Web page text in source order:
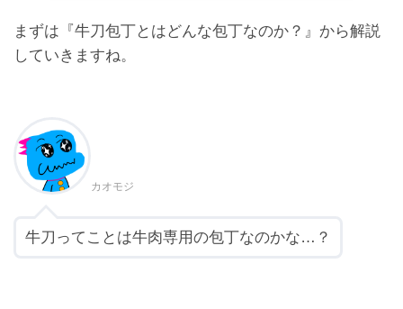
まずは『牛刀包丁とはどんな包丁なのか？』から解説
していきますね。
カオモジ
牛刀ってことは牛肉専用の包丁なのかな…？